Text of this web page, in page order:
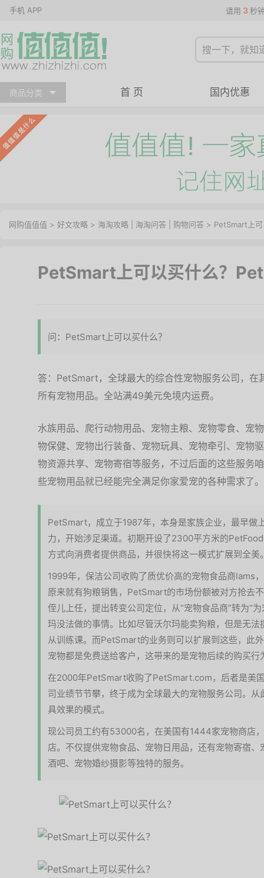
手机 APP 请用 3 秒
商品分类 首 页 国内优惠
网购值值值 > 好文攻略 > 海淘攻略 海淘问答 购物问答 > PetSmart上
PetSmart上可以买什么？
问：PetSmart上可以买什么？
答：PetSmart，全球最大的综合性宠物服务公司，在
所有宠物用品。全站满49美元免境内运费。
水族用品、爬行动物用品、宠物主粮、宠物零食、宠
物保健、宠物出行装备、宠物玩具、宠物牵引、宠物
物资源共享、宠物寄宿等服务，不过后面的这些服务
些宠物用品就已经能完全满足你家爱宠的各种需求了。
PetSmart，成立于1987年，本身是家族企业，最早做
力，开始涉足渠道。初期开设了2300平方米的
方式向消费者提供商品，并很快将这一模式扩展到全美
1999年，保洁公司收购了质优价高的宠物食品商lams
原来就有狗粮销售，PetSmart的市场份额被对方抢去
侄儿上任，提出转变公司定位，从“宠物食品商”转为“
玛没法做的事情。比如尽管沃尔玛能卖狗粮，但是无
从训练课。而PetSmart的业务则可以扩展到这些，此
宠物都是免费送给客户，这带来的是宠物后续的购买行
在2000年PetSmart收购了PetSmart.com，后者是美
司业绩节节攀，终于成为全球最大的宠物服务公司。
具效果的模式。
现公司员工约有53000名，在美国有1444家宠物商店
店。不仅提供宠物食品、宠物日用品，还有宠物寄宿
酒吧、宠物婚纱摄影等独特的服务。